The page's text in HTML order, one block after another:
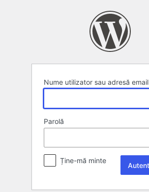
Nume utilizator sau adresă email
Parolă
Ține-mă minte